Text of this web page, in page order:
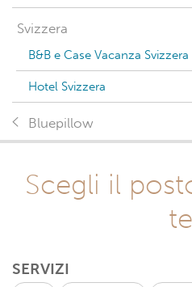
Svizzera
B&B e Case Vacanza Svizzera
Hotel Svizzera
Bluepillow
Scegli il
te
SERVIZI